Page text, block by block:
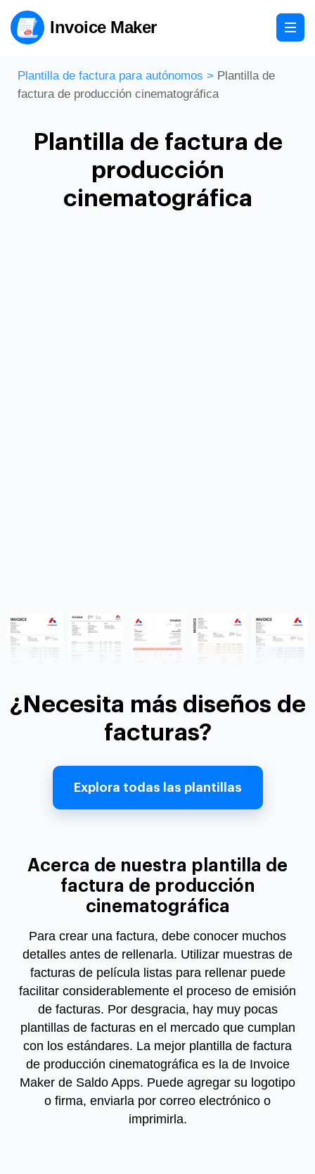
Invoice Maker
Plantilla de factura para autónomos > Plantilla de
factura de producción cinematográfica
Plantilla de factura de
producción
cinematográfica
¿Necesita más diseños de
facturas?
Explora todas las plantillas
Acerca de nuestra plantilla de
factura de producción
cinematográfica
Para crear una factura, debe conocer muchos
detalles antes de rellenarla. Utilizar muestras de
facturas de película listas para rellenar puede
facilitar considerablemente el proceso de emisión
de facturas. Por desgracia, hay muy pocas
plantillas de facturas en el mercado que cumplan
con los estándares. La mejor plantilla de factura
de producción cinematográfica es la de Invoice
Maker de Saldo Apps. Puede agregar su logotipo
o firma, enviarla por correo electrónico o
imprimirla.